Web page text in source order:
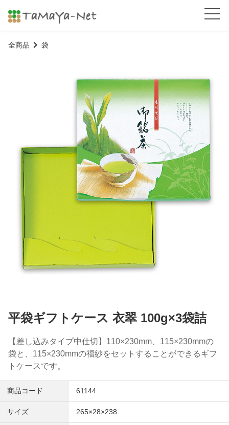
全商品 袋
平袋ギフトケース 衣翠 100g×3袋詰
【差し込みタイプ中仕切】110×230mm、115×230mmの
袋と、115×230mmの福紗をセットすることができるギフ
トケースです。
商品コード 61144
サイズ 265×28×238